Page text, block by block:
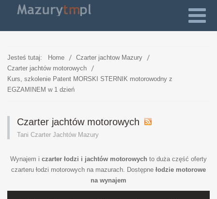
Jesteś tutaj: Home
Czarter jachtow Mazury
Czarter jachtów motorowych
Kurs, szkolenie Patent MORSKI STERNIK motorowodny z
EGZAMINEM w 1 dzień
Czarter jachtów motorowych
Tani Czarter Jachtów Mazury
Wynajem i czarter łodzi i jachtów motorowych to duża część oferty
czarteru łodzi motorowych na mazurach. Dostępne łodzie motorowe
na wynajem